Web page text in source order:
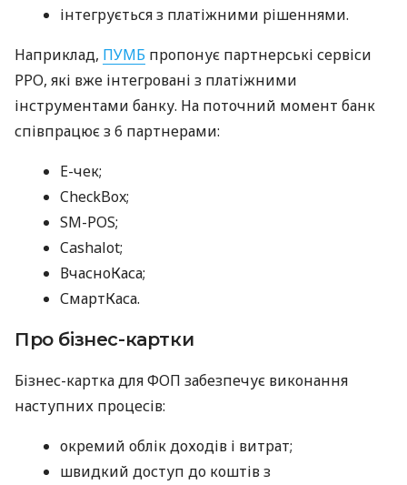
інтегрується з платіжними рішеннями.
Наприклад, ПУМБ пропонує партнерські сервіси
РРО, які вже інтегровані з платіжними
інструментами банку. На поточний момент банк
співпрацює з 6 партнерами:
E-чек;
CheckBox;
SM-POS;
Cashalot;
ВчасноКаса;
СмартКаса.
Про бізнес-картки
Бізнес-картка для ФОП забезпечує виконання
наступних процесів:
окремий облік доходів і витрат;
швидкий доступ до коштів з